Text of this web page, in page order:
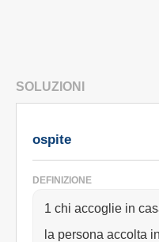
SOLUZIONI
ospite
DEFINIZIONE
1 chi accoglie in
la persona accolta